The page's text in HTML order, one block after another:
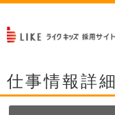
仕事情報詳細